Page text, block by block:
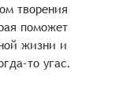
творения
поможет
жизни и
то угас.